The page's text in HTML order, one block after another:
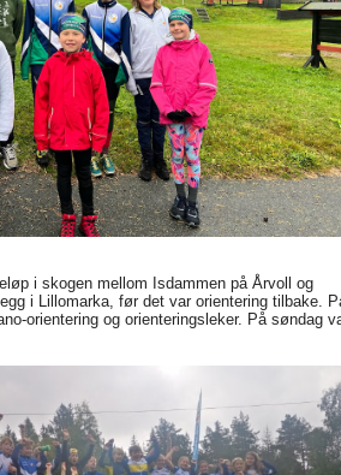
i skogen mellom Isdammen på Årvoll og
i Lillomarka, før det var orientering tilbake.
orientering og orienteringsleker. På søndag